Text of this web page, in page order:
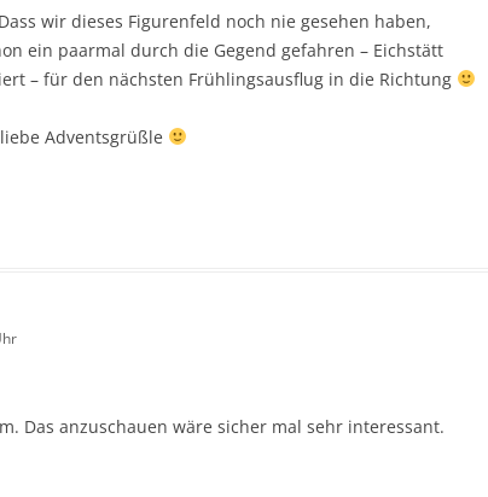
wir dieses Figurenfeld noch nie gesehen haben,
ein paarmal durch die Gegend gefahren – Eichstätt
– für den nächsten Frühlingsausflug in die Richtung
Adventsgrüßle
Das anzuschauen wäre sicher mal sehr interessant.